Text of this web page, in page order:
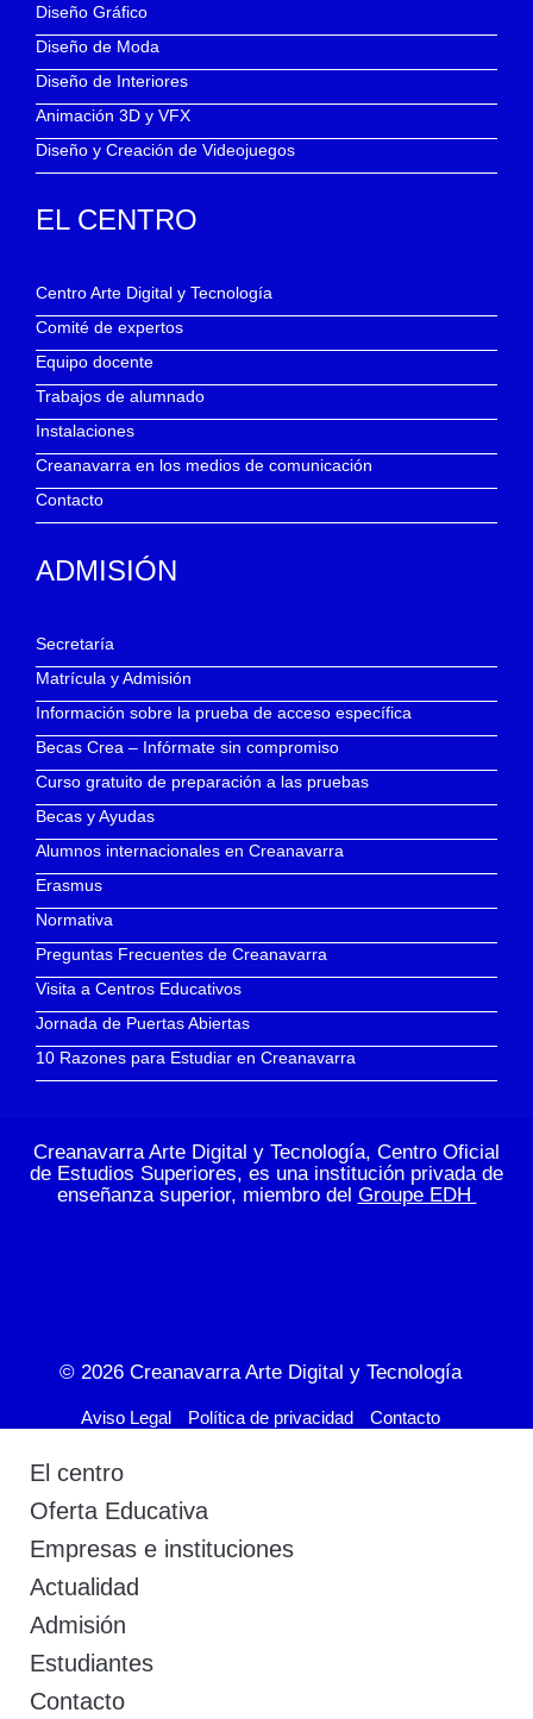
Diseño Gráfico
Diseño de Moda
Diseño de Interiores
Animación 3D y VFX
Diseño y Creación de Videojuegos
EL CENTRO
Centro Arte Digital y Tecnología
Comité de expertos
Equipo docente
Trabajos de alumnado
Instalaciones
Creanavarra en los medios de comunicación
Contacto
ADMISIÓN
Secretaría
Matrícula y Admisión
Información sobre la prueba de acceso específica
Becas Crea – Infórmate sin compromiso
Curso gratuito de preparación a las pruebas
Becas y Ayudas
Alumnos internacionales en Creanavarra
Erasmus
Normativa
Preguntas Frecuentes de Creanavarra
Visita a Centros Educativos
Jornada de Puertas Abiertas
10 Razones para Estudiar en Creanavarra
Creanavarra Arte Digital y Tecnología, Centro Oficial
de Estudios Superiores, es una institución privada de
enseñanza superior, miembro del Groupe EDH
© 2026 Creanavarra Arte Digital y Tecnología
Aviso Legal Política de privacidad Contacto
El centro
Oferta Educativa
Empresas e instituciones
Actualidad
Admisión
Estudiantes
Contacto